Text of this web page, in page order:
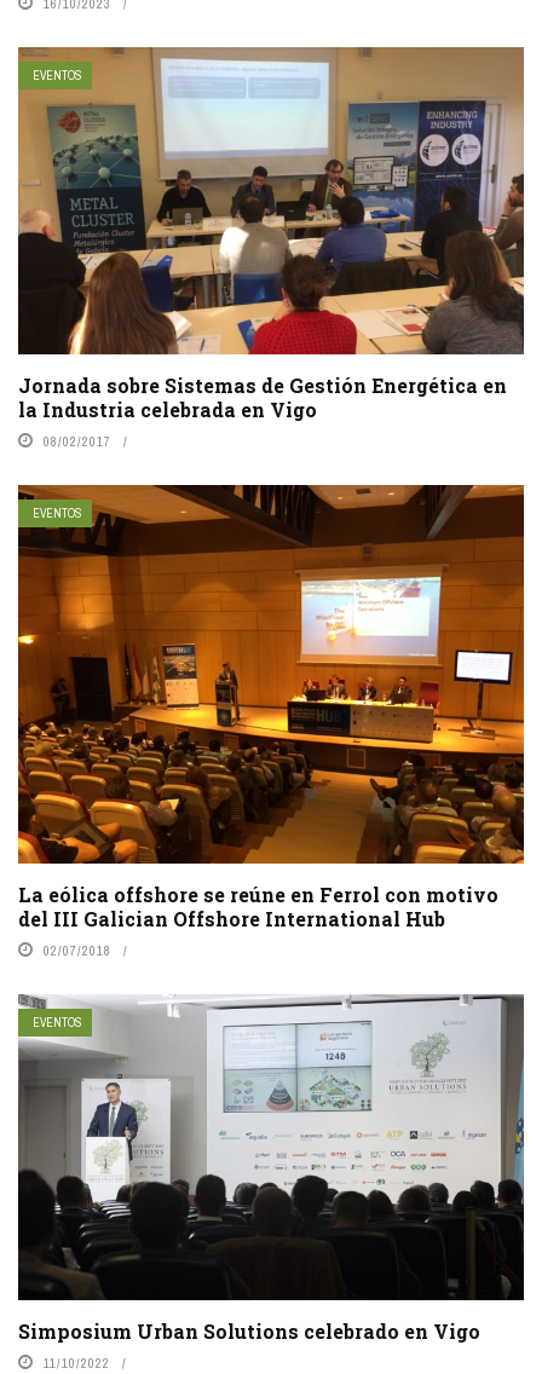
16/10/2023
EVENTOS
Jornada sobre Sistemas de Gestión Energética en
la Industria celebrada en Vigo
08/02/2017
EVENTOS
La eólica offshore se reúne en Ferrol con motivo
del III Galician Offshore International Hub
02/07/2018
EVENTOS
Simposium Urban Solutions celebrado en Vigo
11/10/2022